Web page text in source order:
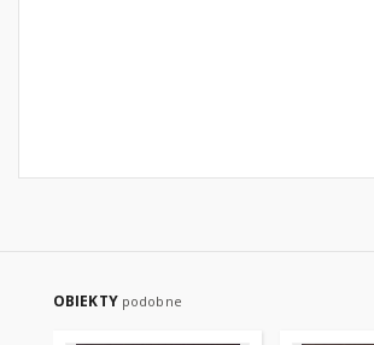
OBIEKTY podobne